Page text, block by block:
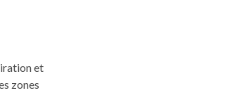
et
zones